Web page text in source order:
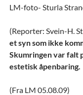
LM-foto- Sturla
(Reporter: Svein-H.
et syn som ikke
Skumringen var falt
estetisk åpenbaring.
(Fra LM 05.08.09)